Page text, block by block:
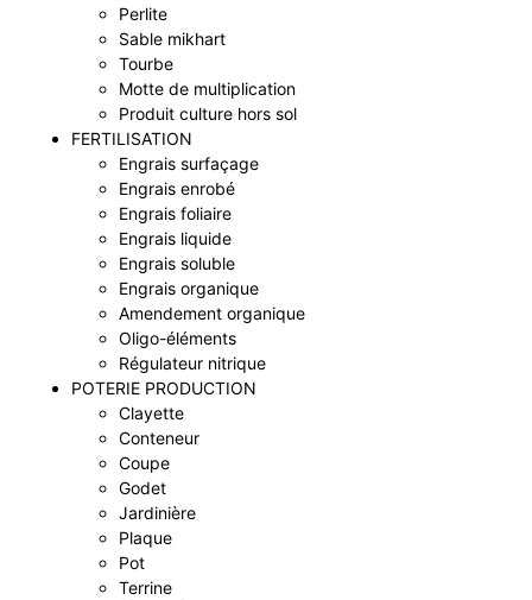
Perlite
Sable mikhart
Tourbe
Motte de multiplication
Produit culture hors sol
FERTILISATION
Engrais surfaçage
Engrais enrobé
Engrais foliaire
Engrais liquide
Engrais soluble
Engrais organique
Amendement organique
Oligo-éléments
Régulateur nitrique
POTERIE PRODUCTION
Clayette
Conteneur
Coupe
Godet
Jardinière
Plaque
Pot
Terrine